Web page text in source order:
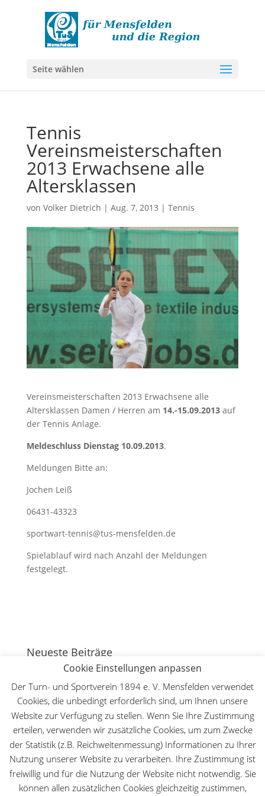
Seite wählen
Tennis
Vereinsmeisterschaften
2013 Erwachsene alle
Altersklassen
von Volker Dietrich | Aug. 7, 2013 | Tennis
Vereinsmeisterschaften 2013 Erwachsene alle
Altersklassen Damen / Herren am 14.-15.09.2013auf
der Tennis Anlage.
Meldeschluss Dienstag 10.09.2013.
Meldungen Bitte an:
Jochen Leiß
06431-43323
sportwart-tennis@tus-mensfelden.de
Spielablauf wird nach Anzahl der Meldungen
festgelegt.
Neueste Beiträge
130 Jahre Bergturnfest auf dem Mensfelder Kopf
August 2026
Deutsche Meisterschaft WFMAC in Dillenburg – Lilly
Lange ist Deutsche Meisterin im Leichtkontakt 30.
Mai 2026
Der TuS beim Hessischen Landeskinderturnfest 18.
Mai 2026
Kinder- und Jugendfreizeit 2026 28. März 2026
Cookie Einstellungen anpassen
Der Turn- und Sportverein 1894 e. V. Mensfelden verwendet
Cookies, die unbedingt erforderlich sind, um Ihnen unsere
Website zur Verfügung zu stellen. Wenn Sie Ihre Zustimmung
erteilen, verwenden wir zusätzliche Cookies, um zum Zwecke
der Statistik (z.B. Reichweitenmessung) Informationen zu Ihrer
Nutzung unserer Website zu verarbeiten. Ihre Zustimmung ist
freiwillig und für die Nutzung der Website nicht notwendig. Sie
können allen zusätzlichen Cookies gleichzeitig zustimmen,